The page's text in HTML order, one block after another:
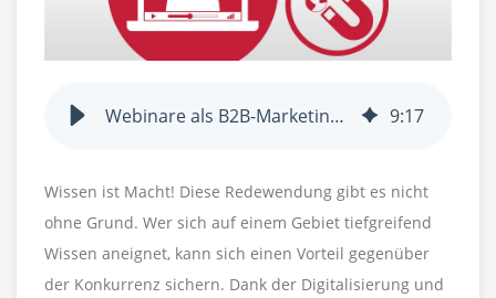
Webinare als B2B-Marketing Magnet 9:17
Wissen ist Macht! Diese Redewendung gibt es nicht
ohne Grund. Wer sich auf einem Gebiet tiefgreifend
Wissen aneignet, kann sich einen Vorteil gegenüber
der Konkurrenz sichern. Dank der Digitalisierung und